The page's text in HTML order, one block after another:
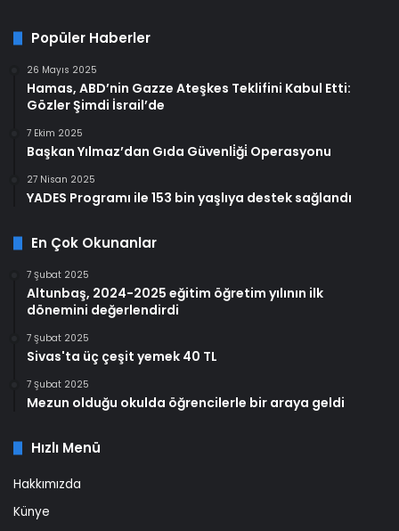
Popüler Haberler
26 Mayıs 2025
Hamas, ABD’nin Gazze Ateşkes Teklifini Kabul Etti:
Gözler Şimdi İsrail’de
7 Ekim 2025
Başkan Yılmaz’dan Gıda Güvenli̇ği̇ Operasyonu
27 Nisan 2025
YADES Programı ile 153 bin yaşlıya destek sağlandı
En Çok Okunanlar
7 Şubat 2025
Altunbaş, 2024-2025 eğitim öğretim yılının ilk
dönemini değerlendirdi
7 Şubat 2025
Sivas'ta üç çeşit yemek 40 TL
7 Şubat 2025
Mezun olduğu okulda öğrencilerle bir araya geldi
Hızlı Menü
Hakkımızda
Künye